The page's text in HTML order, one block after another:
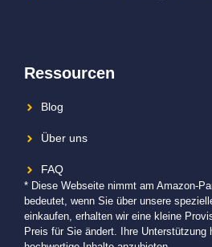
Ressourcen
Blog
Über uns
FAQ
* Diese Webseite nimmt am Amazon-
bedeutet, wenn Sie über unsere
einkaufen, erhalten wir eine kleine
Preis für Sie ändert. Ihre Unterstützung